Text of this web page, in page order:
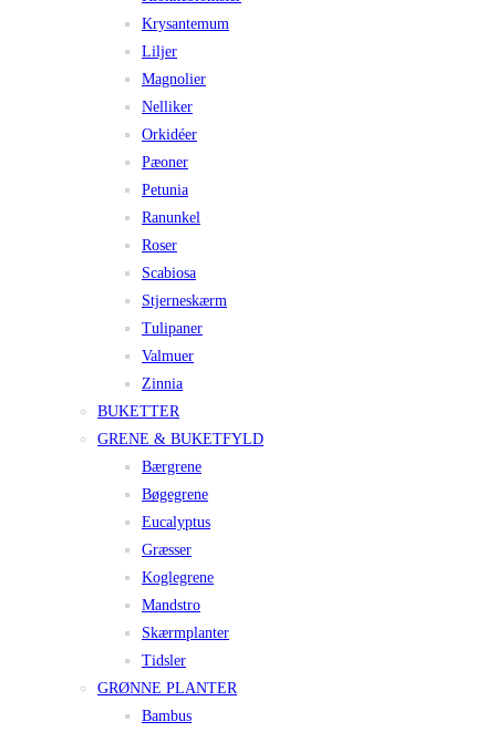
Krysantemum
Liljer
Magnolier
Nelliker
Orkidéer
Pæoner
Petunia
Ranunkel
Roser
Scabiosa
Stjerneskærm
Tulipaner
Valmuer
Zinnia
BUKETTER
GRENE & BUKETFYLD
Bærgrene
Bøgegrene
Eucalyptus
Græsser
Koglegrene
Mandstro
Skærmplanter
Tidsler
GRØNNE PLANTER
Bambus